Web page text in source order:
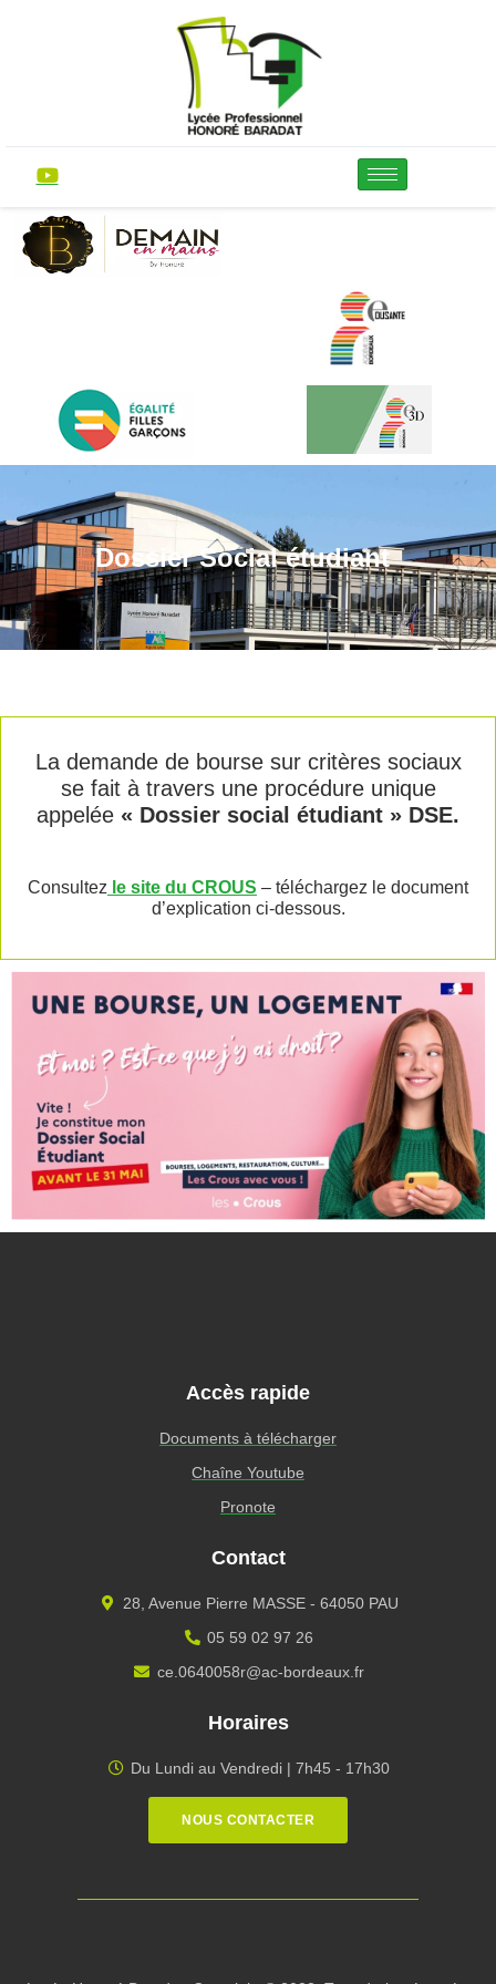
Dossier Social étudiant
La demande de bourse sur critères sociaux
se fait à travers une procédure unique
appelée « Dossier social étudiant » DSE.
Consultez le site du CROUS – téléchargez le document
d’explication ci-dessous.
Accès rapide
Documents à télécharger
Chaîne Youtube
Pronote
Contact
28, Avenue Pierre MASSE - 64050 PAU
05 59 02 97 26
ce.0640058r@ac-bordeaux.fr
Horaires
Du Lundi au Vendredi | 7h45 - 17h30
NOUS CONTACTER